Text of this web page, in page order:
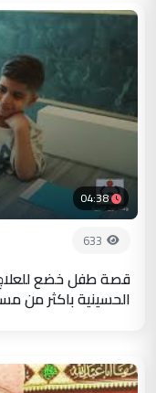
04:38
633
قصة طفل خضع
الحسينية باكثر من